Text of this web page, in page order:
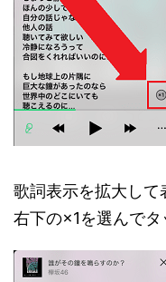
歌詞表示を拡大し
右下の×1を選んでタ